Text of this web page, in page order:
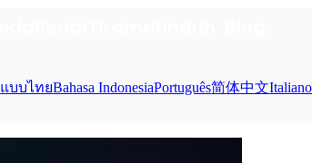
แบบไทยBahasa IndonesiaPortuguês简体中文Italiano